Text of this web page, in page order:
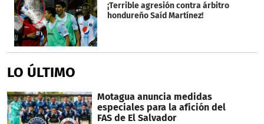
¡Terrible agresión contra árbitro
hondureño Saíd Martínez!
LO ÚLTIMO
Motagua anuncia medidas
especiales para la afición del
FAS de El Salvador